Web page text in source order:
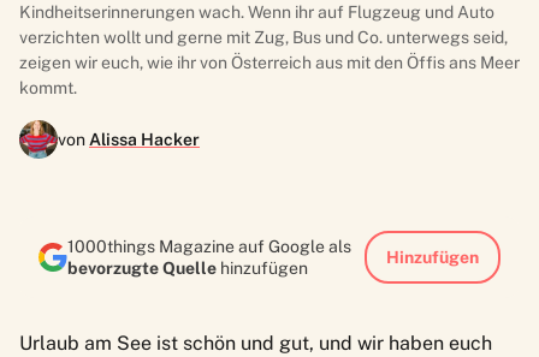
Kindheitserinnerungen wach. Wenn ihr auf Flugzeug und Auto
verzichten wollt und gerne mit Zug, Bus und Co. unterwegs seid,
zeigen wir euch, wie ihr von Österreich aus mit den Öffis ans Meer
kommt.
von Alissa Hacker
1000things Magazine auf Google als
bevorzugte Quelle hinzufügen
Hinzufügen
Urlaub am See ist schön und gut, und wir haben euch